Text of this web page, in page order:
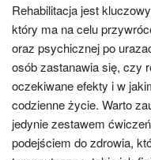
Rehabilitacja jest
który ma na celu
oraz psychicznej po
osób zastanawia się, czy
oczekiwane efekty i w
codzienne życie. Warto
jedynie zestawem
podejściem do zdrowia,